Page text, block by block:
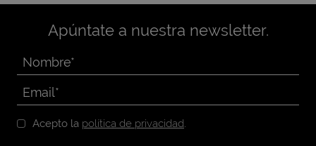
Apúntate a nuestra newsletter.
Acepto la política de privacidad.